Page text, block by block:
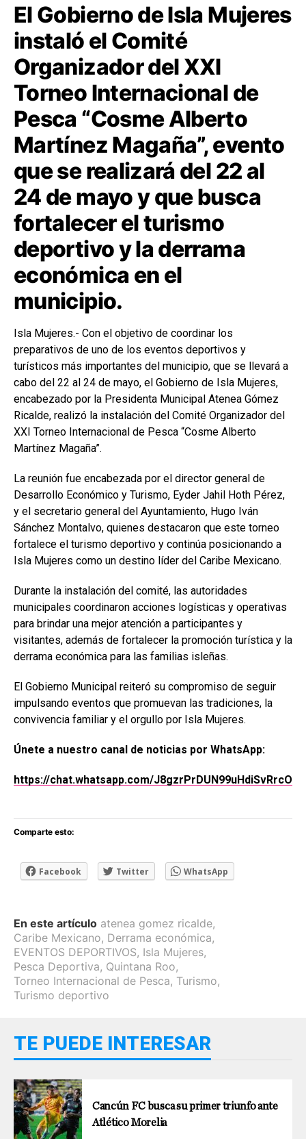
El Gobierno de Isla Mujeres
instaló el Comité
Organizador del XXI
Torneo Internacional de
Pesca “Cosme Alberto
Martínez Magaña”, evento
que se realizará del 22 al
24 de mayo y que busca
fortalecer el turismo
deportivo y la derrama
económica en el
municipio.
Isla Mujeres.- Con el objetivo de coordinar los
preparativos de uno de los eventos deportivos y
turísticos más importantes del municipio, que se llevará a
cabo del 22 al 24 de mayo, el Gobierno de Isla Mujeres,
encabezado por la Presidenta Municipal Atenea Gómez
Ricalde, realizó la instalación del Comité Organizador del
XXI Torneo Internacional de Pesca “Cosme Alberto
Martínez Magaña”.
La reunión fue encabezada por el director general de
Desarrollo Económico y Turismo, Eyder Jahil Hoth Pérez,
y el secretario general del Ayuntamiento, Hugo Iván
Sánchez Montalvo, quienes destacaron que este torneo
fortalece el turismo deportivo y continúa posicionando a
Isla Mujeres como un destino líder del Caribe Mexicano.
Durante la instalación del comité, las autoridades
municipales coordinaron acciones logísticas y operativas
para brindar una mejor atención a participantes y
visitantes, además de fortalecer la promoción turística y la
derrama económica para las familias isleñas.
El Gobierno Municipal reiteró su compromiso de seguir
impulsando eventos que promuevan las tradiciones, la
convivencia familiar y el orgullo por Isla Mujeres.
Únete a nuestro canal de noticias por WhatsApp:
https://chat.whatsapp.com/J8gzrPrDUN99uHdiSvRrcO
Comparte esto:
Facebook Twitter WhatsApp
En este artículo atenea gomez ricalde,
Caribe Mexicano, Derrama económica,
EVENTOS DEPORTIVOS, Isla Mujeres,
Pesca Deportiva, Quintana Roo,
Torneo Internacional de Pesca, Turismo,
Turismo deportivo
TE PUEDE INTERESAR
Cancún FC busca su primer triunfo ante
Atlético Morelia